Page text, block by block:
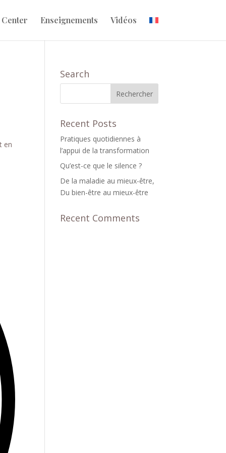
Center Enseignements Vidéos
en
Search
Recent Posts
Pratiques quotidiennes à
l’appui de la transformation
Qu’est-ce que le silence ?
De la maladie au mieux-être,
Du bien-être au mieux-être
Recent Comments